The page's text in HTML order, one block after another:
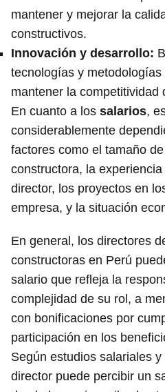
mantener y mejorar la
constructivos.
Innovación y desarrollo:
tecnologías y
mantener la competitividad
En cuanto a los salarios,
considerablemente
factores como el tamaño
constructora, la experiencia
director, los proyectos en
empresa, y la situación
En general, los directores
constructoras en Perú
salario que refleja la
complejidad de su rol, a
con bonificaciones por
participación en los
Según estudios salariales
director puede percibir un